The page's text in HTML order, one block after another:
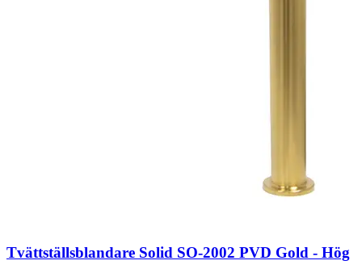
Tvättställsblandare Solid SO-2002 PVD Gold - Hög